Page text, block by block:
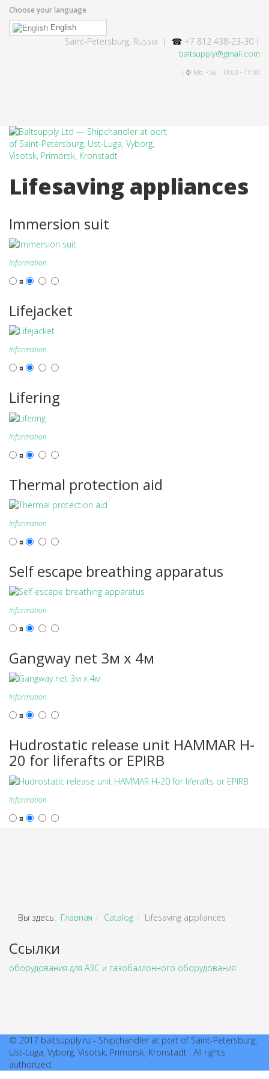
Choose your language
English
Saint-Petersburg, Russia | ☎ +7 812 438-23-30 |
baltsupply@gmail.com
| ⌚ Mo. - Su. 10:00 - 17:00
Lifesaving appliances
Immersion suit
Information
¤
Lifejacket
Information
¤
Lifering
Information
¤
Thermal protection aid
Information
¤
Self escape breathing apparatus
Information
¤
Gangway net 3м х 4м
Information
¤
Hudrostatic release unit HAMMAR H-
20 for liferafts or EPIRB
Information
¤
Вы здесь: Главная Catalog Lifesaving appliances
Ссылки
оборудования для АЗС и газобаллонного оборудования
© 2017 baltsupply.ru - Shipchandler at port of Saint-Petersburg,
Ust-Luga, Vyborg, Visotsk, Primorsk, Kronstadt . All rights
authorized.